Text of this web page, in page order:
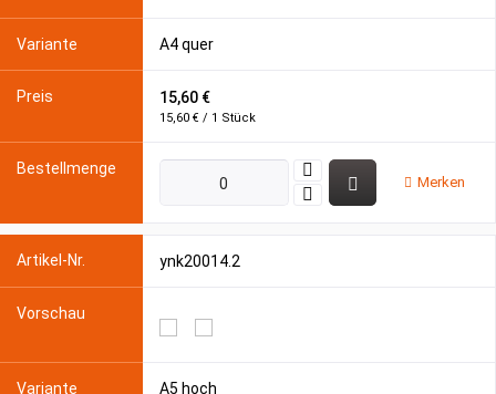
A4 quer
15,60 €
15,60 € / 1 Stück
Merken
ynk20014.2
A5 hoch